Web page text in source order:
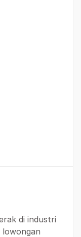
di industri
lowongan